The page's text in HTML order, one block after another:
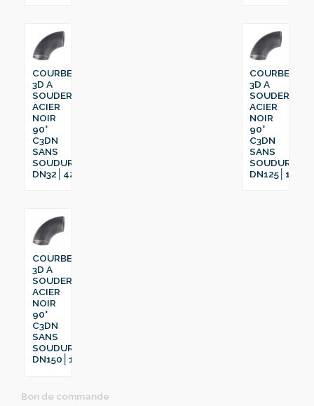
COURBE
3D A
SOUDER
ACIER
NOIR
90°
C3DN
SANS
SOUDURE
DN32│42.4
COURBE
3D A
SOUDER
ACIER
NOIR
90°
C3DN
SANS
SOUDURE
DN125│139.7
COURBE
3D A
SOUDER
ACIER
NOIR
90°
C3DN
SANS
SOUDURE
DN150│168.3
Bon de commande